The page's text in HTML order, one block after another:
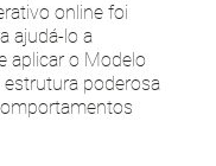
online foi
ajudá-lo a
aplicar o Modelo
estrutura poderosa